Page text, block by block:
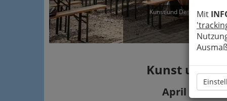
Mit
Kunst und Designmarkt
Kunst und
April 2018 -